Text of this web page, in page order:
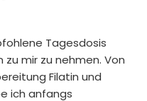
Tagesdosis
zu mir zu nehmen. Von
Filatin und
ich anfangs